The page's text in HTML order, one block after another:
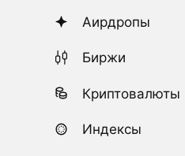
Аирдропы
Биржи
Криптовалюты
Индексы